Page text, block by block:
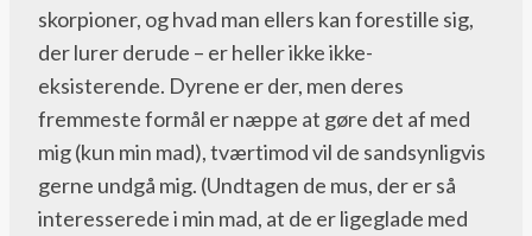
skorpioner, og hvad man ellers kan forestille sig,
der lurer derude – er heller ikke ikke-
eksisterende. Dyrene er der, men deres
fremmeste formål er næppe at gøre det af med
mig (kun min mad), tværtimod vil de sandsynligvis
gerne undgå mig. (Undtagen de mus, der er så
interesserede i min mad, at de er ligeglade med